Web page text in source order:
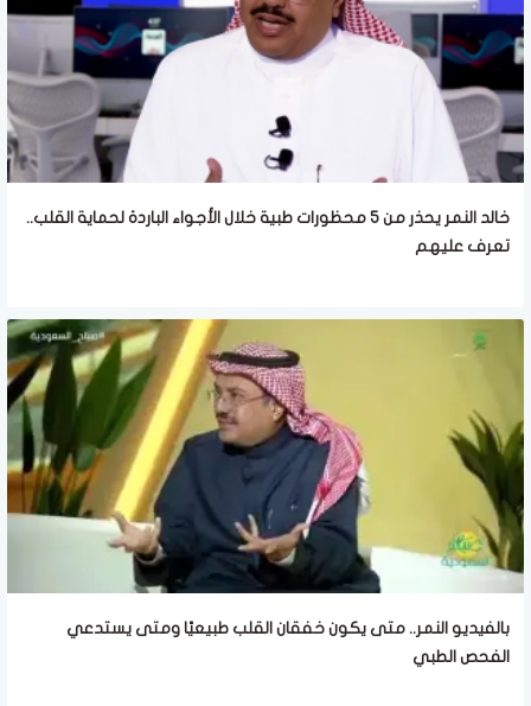
خالد النمر يحذر من 5 محظورات طبية خلال الأجواء الباردة لحماية القلب..
تعرف عليهم
بالفيديو النمر.. متى يكون خفقان القلب طبيعيًا ومتى يستدعي
الفحص الطبي